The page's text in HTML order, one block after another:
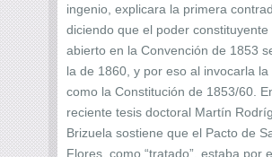
ingenio, explicara la primera
diciendo que el poder constituyente
abierto en la Convención de 1853
la de 1860, y por eso al invocarla la
como la Constitución de 1853/60.
reciente tesis doctoral Martín
Brizuela sostiene que el Pacto de
Flores, como “tratado”, estaba por